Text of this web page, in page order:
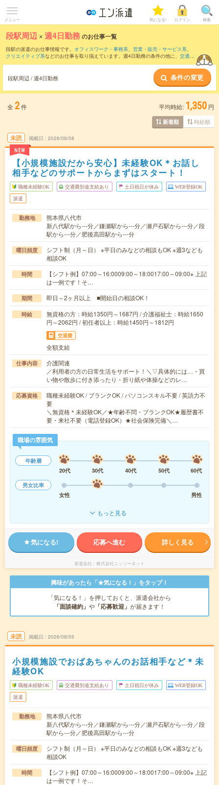
メニュー 気になる! ログイン 検索
段駅周辺 ×週4日勤務のお仕事一覧
段駅の派遣のお仕事情報です。 オフィスワーク・事務系、 営業・販売・サービス系、
クリエイティブ系などのお仕事を取り揃えています。週4日勤務の条件の他に、 交通費
段駅周辺 / 週4日勤務 条件の変更
全 2件 平均時給: 1,350 円
新着順 時給順
未読
NEW
掲載日 2026/08/08
【小規模施設だから安心】未経験OK＊お話し
相手などのサポートからまずはスタート！
職種未経験OK 交通費別途支給あり 土日祝日が休み WEB登録OK
派遣
勤務地
熊本県八代市
新八代駅から---分／鎌瀬駅から---分／瀬戸石駅から---分／段
駅から---分／肥後高田駅から---分
曜日頻度
シフト制（月～日） ※平日のみなどの相談もOK ※週3なども
相談OK
時間
【シフト例】07:00～16:0009:00～18:0017:00～09:00※ 上記
は一例です！そ…
期間 即日～2ヶ月以上 ■開始日の相談OK！
時給
無資格の方：時給1350円～1687円 / 介護福祉士：時給1650
円～2062円 / 初任者以上：時給1450円～1812円
交通費
全額支給
仕事内容
介護関連
／利用者の方の日常生活をサポート！＼▽具体的には…・買
い物や散歩に付き添ったり・折り紙や体操などのレ…
応募資格
職種未経験OK / ブランクOK / パソコンスキル不要 / 英語力不
要
＼無資格＊未経験OK／★年齢不問・ブランクOK★履歴書不
要・来社不要（電話登録OK）★社会保険完備＼…
職場の雰囲気
年齢層
20代
30代 40代 50代
60代
男女比率
女性
男性
もっと見る
気になる! 応募へ進む 詳しく見る
派遣会社 株式会社ニッソーネット
興味があったら「★気になる！」をタップ！
「気になる！」を押しておくと、派遣会社から
「面談確約」 や 「応募歓迎」 が届きます！
未読 掲載日 2026/08/05
小規模施設でおばあちゃんのお話相手など＊未
経験OK
職種未経験OK 交通費別途支給あり 土日祝日が休み WEB登録OK
派遣
勤務地
熊本県八代市
新八代駅から---分／鎌瀬駅から---分／瀬戸石駅から---分／段
駅から---分／肥後高田駅から---分
曜日頻度
シフト制（月～日） ※平日のみなどの相談もOK ※週3なども
相談OK
時間
【シフト例】07:00～16:0009:00～18:0017:00～09:00※ 上記
は一例です！そ…